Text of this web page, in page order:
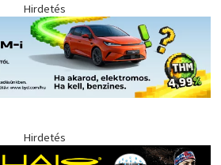
Hirdetés
Hirdetés